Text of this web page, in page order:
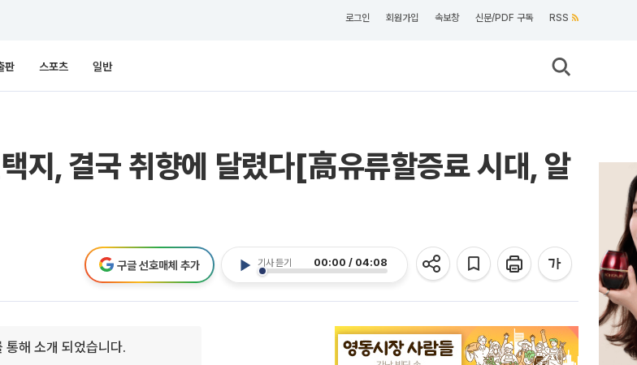
로그인 회원가입 속보창 신문/PDF 구독 RSS
판 스포츠 일반
지, 결국 취향에 달렸다[高유류할증료 시대, 알
기사 듣기 00:00 / 04:08
구글 선호매체 추가
통해 소개 되었습니다.